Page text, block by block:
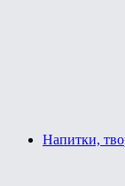
Напитки,